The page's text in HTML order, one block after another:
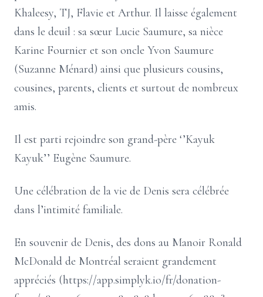
Khaleesy, TJ, Flavie et Arthur. Il laisse également
dans le deuil : sa sœur Lucie Saumure, sa nièce
Karine Fournier et son oncle Yvon Saumure
(Suzanne Ménard) ainsi que plusieurs cousins,
cousines, parents, clients et surtout de nombreux
amis.
Il est parti rejoindre son grand-père ‘’Kayuk
Kayuk’’ Eugène Saumure.
Une célébration de la vie de Denis sera célébrée
dans l’intimité familiale.
En souvenir de Denis, des dons au Manoir Ronald
McDonald de Montréal seraient grandement
appréciés (https://app.simplyk.io/fr/donation-